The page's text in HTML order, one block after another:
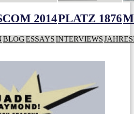
2014PLATZ 1876
BLOGESSAYSINTERVIEWS